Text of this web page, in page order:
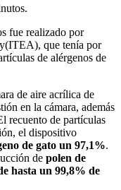
fue realizado por
que tenía por
de alérgenos de
de aire acrílica de
en la cámara, además
recuento de partículas
el dispositivo
de gato un 97,1%.
de polen de
hasta un 99,8% de